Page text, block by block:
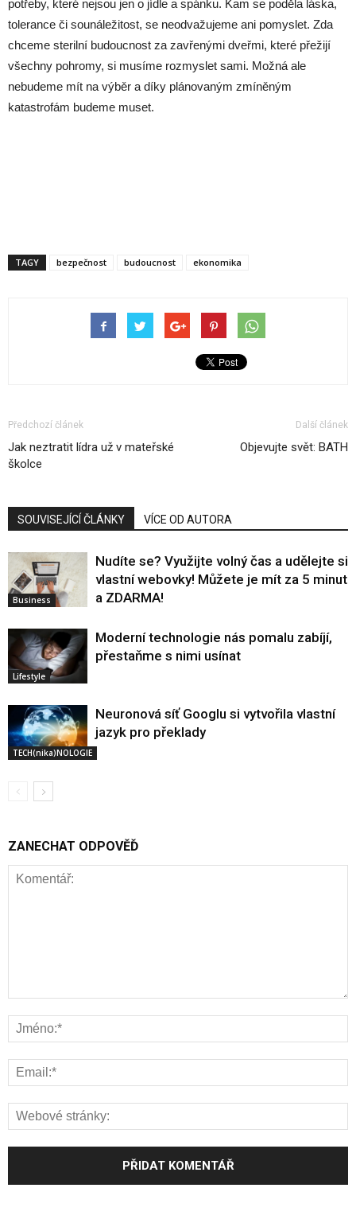
potřeby, které nejsou jen o jídle a spánku. Kam se poděla láska,
tolerance či sounáležitost, se neodvažujeme ani pomyslet. Zda
chceme sterilní budoucnost za zavřenými dveřmi, které přežijí
všechny pohromy, si musíme rozmyslet sami. Možná ale
nebudeme mít na výběr a díky plánovaným zmíněným
katastrofám budeme muset.
TAGY bezpečnost budoucnost ekonomika
Předchozí článek
Jak neztratit lídra už v mateřské
školce
Další článek
Objevujte svět: BATH
SOUVISEJÍCÍ ČLÁNKY VÍCE OD AUTORA
Business
Nudíte se? Využijte volný čas a udělejte si
vlastní webovky! Můžete je mít za 5 minut
a ZDARMA!
Lifestyle
Moderní technologie nás pomalu zabíjí,
přestaňme s nimi usínat
TECH(nika)NOLOGIE
Neuronová síť Googlu si vytvořila vlastní
jazyk pro překlady
ZANECHAT ODPOVĚĎ